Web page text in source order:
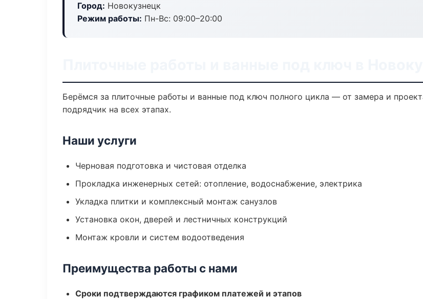
Город: Новокузнецк
Режим работы: Пн-Вс: 09:00–20:00
Берёмся за плиточные работы и ванные под ключ полного цикла — от замера и
подрядчик на всех этапах.
Наши услуги
Черновая подготовка и чистовая отделка
Прокладка инженерных сетей: отопление, водоснабжение, электрика
Укладка плитки и комплексный монтаж санузлов
Установка окон, дверей и лестничных конструкций
Монтаж кровли и систем водоотведения
Преимущества работы с нами
Сроки подтверждаются графиком платежей и этапов